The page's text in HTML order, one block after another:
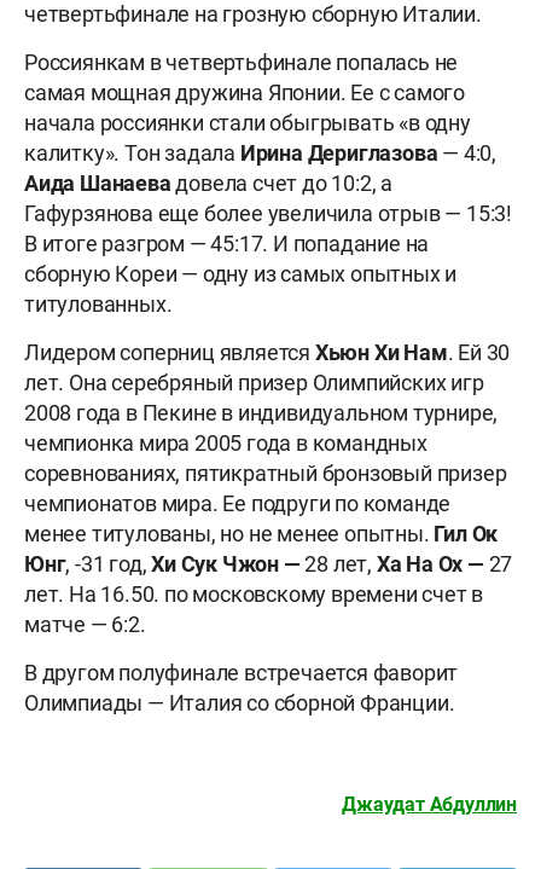
четвертьфинале на грозную сборную Италии.
Россиянкам в четвертьфинале попалась не
самая мощная дружина Японии. Ее с самого
начала россиянки стали обыгрывать «в одну
калитку». Тон задала Ирина Дериглазова — 4:0,
Аида Шанаевадовела счет до 10:2, а
Гафурзянова еще более увеличила отрыв — 15:3!
В итоге разгром — 45:17. И попадание на
сборную Кореи — одну из самых опытных и
титулованных.
Лидером соперниц является Хьюн Хи Нам. Ей 30
лет. Она серебряный призер Олимпийских игр
2008 года в Пекине в индивидуальном турнире,
чемпионка мира 2005 года в командных
соревнованиях, пятикратный бронзовый призер
чемпионатов мира. Ее подруги по команде
менее титулованы, но не менее опытны. Гил Ок
Юнг, -31 год,Хи Сук Чжон —28 лет, Ха На Ох — 27
лет. На 16.50. по московскому времени счет в
матче — 6:2.
В другом полуфинале встречается фаворит
Олимпиады — Италия со сборной Франции.
Джаудат Абдуллин